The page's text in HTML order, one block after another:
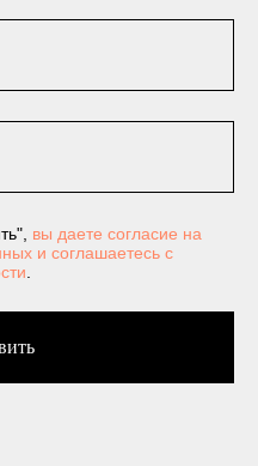
вы даете согласие на
и соглашаетесь c